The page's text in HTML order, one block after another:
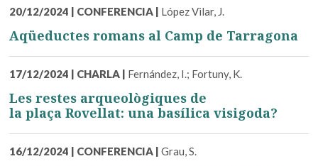
20/12/2024 | CONFERENCIA | López Vilar, J.
Aqüeductes romans al Camp de Tarragona
17/12/2024 | CHARLA | Fernández, I.; Fortuny, K.
Les restes arqueològiques de
la plaça Rovellat: una basílica visigoda?
16/12/2024 | CONFERENCIA | Grau, S.